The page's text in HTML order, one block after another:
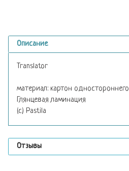
Описание
Translator
материал: картон
Глянцевая ламинация
(с) Pastila
Отзывы